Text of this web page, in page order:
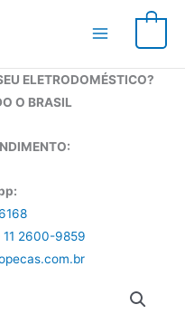
ELETRODOMÉSTICO?
O BRASIL
11 2600-9859